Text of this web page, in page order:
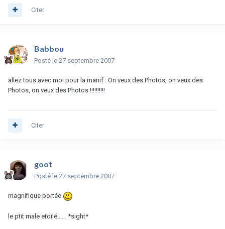
Citer
Babbou
Posté le 27 septembre 2007
allez tous avec moi pour la manif : On veux des Photos, on veux des
Photos, on veux des Photos !!!!!!!!!!
Citer
goot
Posté le 27 septembre 2007
magnifique portée
le ptit male etoilé...... *sight*